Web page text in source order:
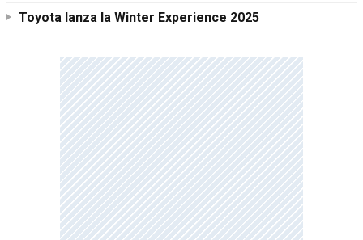
Toyota lanza la Winter Experience 2025